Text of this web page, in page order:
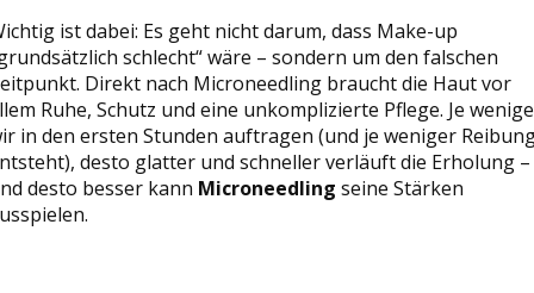
ist dabei: Es geht nicht darum, dass Make-up
schlecht“ wäre – sondern um den falschen
Direkt nach Microneedling braucht die Haut vor
Ruhe, Schutz und eine unkomplizierte Pflege. Je
in den ersten Stunden auftragen (und je weniger
desto glatter und schneller verläuft die Erholung –
desto besser kann Microneedling seine Stärken